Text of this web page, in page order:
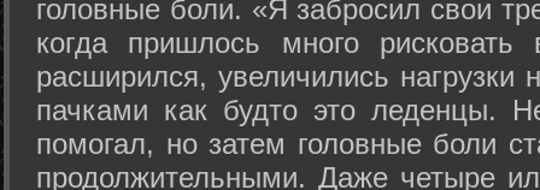
головные боли. «Я забросил свои
когда пришлось много
расширился, увеличились нагрузки
пачками как будто это леденцы.
помогал, но затем головные боли
продолжительными. Даже четыре